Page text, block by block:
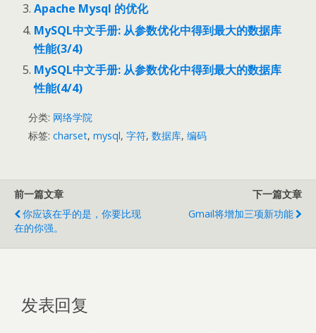
Apache Mysql 的优化
MySQL中文手册: 从参数优化中得到最大的数据库
性能(3/4)
MySQL中文手册: 从参数优化中得到最大的数据库
性能(4/4)
分类: 网络学院
标签: charset, mysql, 字符, 数据库, 编码
前一篇文章
你应该在乎的是，你要比现
在的你强。
下一篇文章
Gmail将增加三项新功能
发表回复